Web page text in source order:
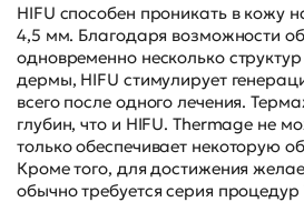
HIFU способен проникать в кожу
4,5 мм. Благодаря возможности
одновременно несколько
дермы, HIFU стимулирует
всего после одного лечения.
глубин, что и HIFU. Thermage не
только обеспечивает некоторую
Кроме того, для достижения
обычно требуется серия